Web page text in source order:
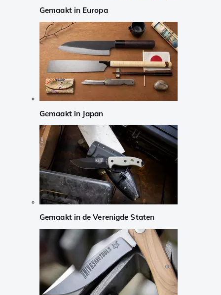
Gemaakt in Europa
Gemaakt in Japan
Gemaakt in de Verenigde Staten